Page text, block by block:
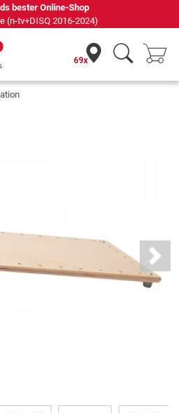
Ihr Experte für Heimfitness
69x
Next